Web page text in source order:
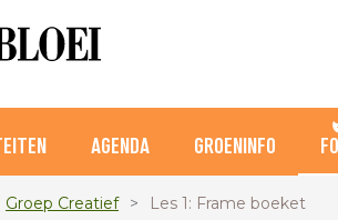
AGENDA GROENINFO
Groep Creatief Les 1: Frame boeket